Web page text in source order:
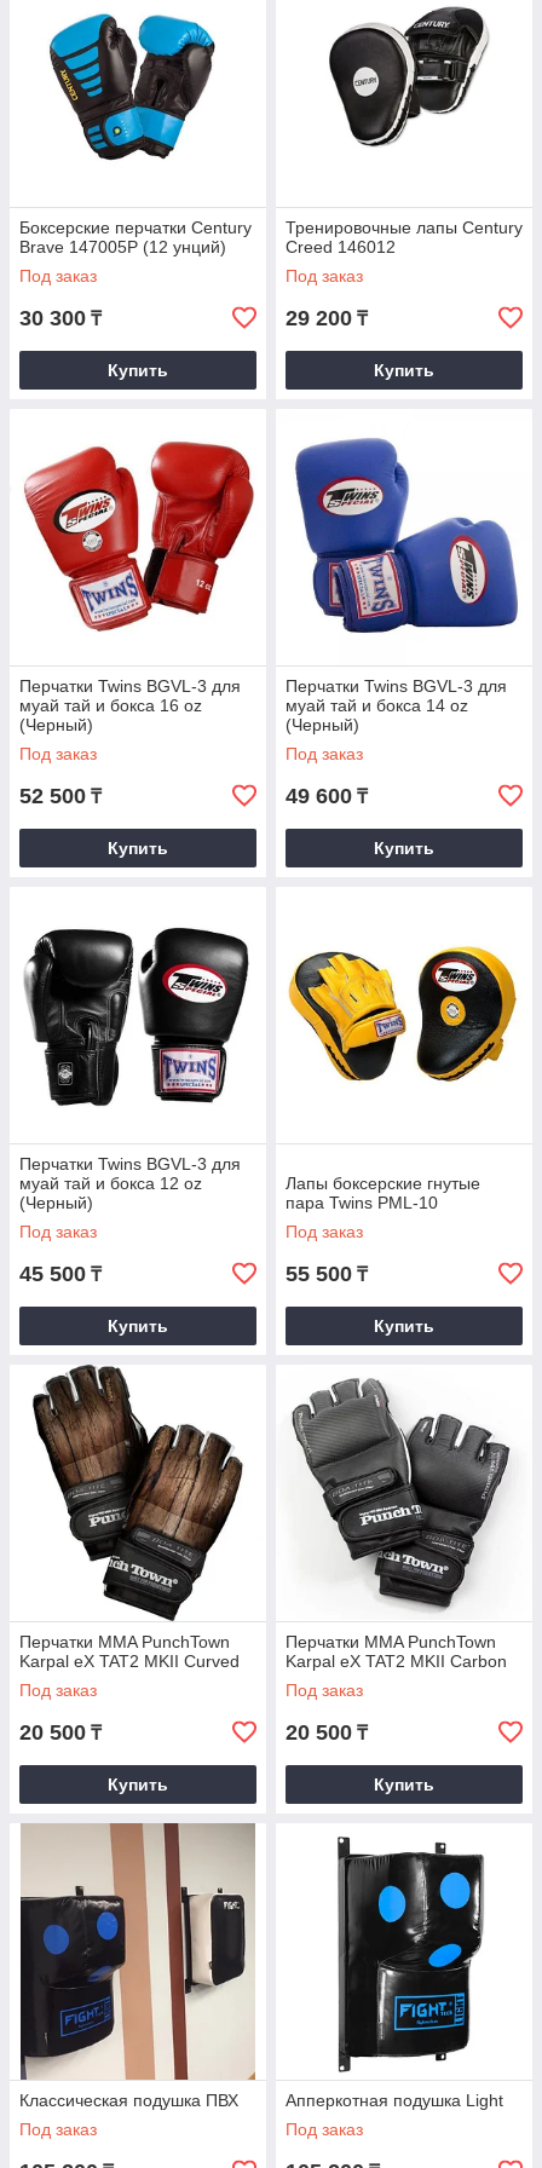
Боксерские перчатки Century
Brave 147005P (12 унций)
Под заказ
30 300 ₸
Купить
Тренировочные лапы Century
Creed 146012
Под заказ
29 200 ₸
Купить
Перчатки Twins BGVL-3 для
муай тай и бокса 16 oz
(Черный)
Под заказ
52 500 ₸
Купить
Перчатки Twins BGVL-3 для
муай тай и бокса 14 oz
(Черный)
Под заказ
49 600 ₸
Купить
Перчатки Twins BGVL-3 для
муай тай и бокса 12 oz
(Черный)
Под заказ
45 500 ₸
Купить
Лапы боксерские гнутые
пара Twins PML-10
Под заказ
55 500 ₸
Купить
Перчатки MMA PunchTown
Karpal eX TAT2 MKII Curved
Под заказ
20 500 ₸
Купить
Перчатки MMA PunchTown
Karpal eX TAT2 MKII Carbon
Под заказ
20 500 ₸
Купить
Классическая подушка ПВХ
Под заказ
Апперкотная подушка Light
Под заказ